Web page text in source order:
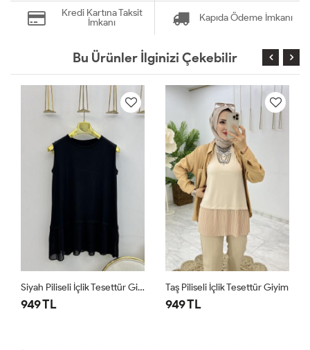
Kredi Kartına Taksit
İmkanı
Kapıda Ödeme İmkanı
Bu Ürünler İlginizi Çekebilir
Siyah Piliseli İçlik Tesettür Giyim
949 TL
Taş Piliseli İçlik Tesettür Giyim
949 TL